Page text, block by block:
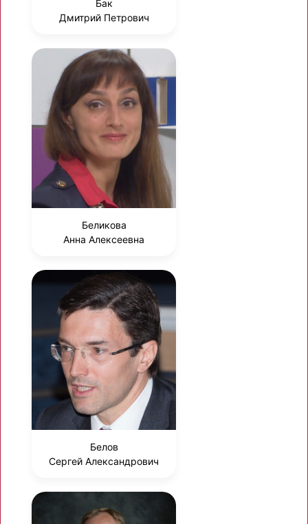
Бак
Дмитрий Петрович
Беликова
Анна Алексеевна
Белов
Сергей Александрович